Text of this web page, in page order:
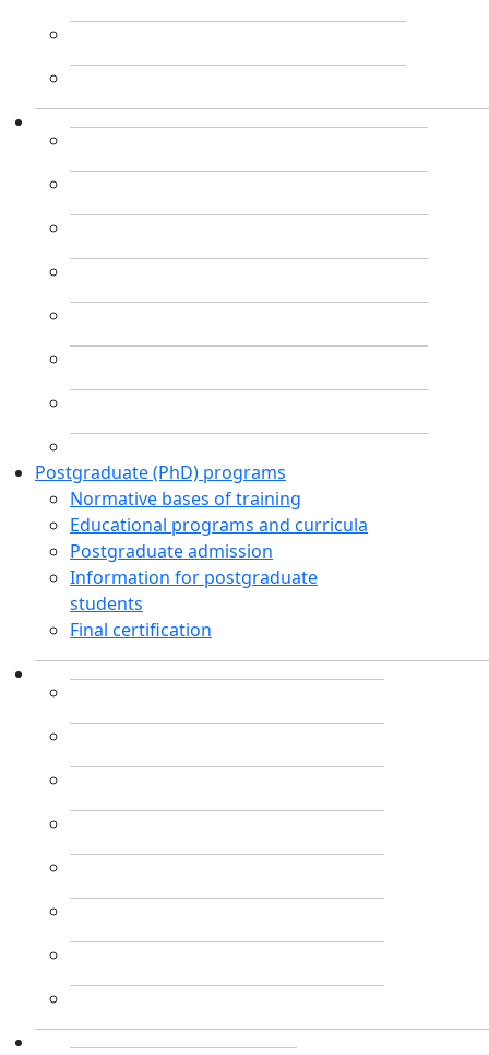
Postgraduate (PhD) programs
Normative bases of training
Educational programs and curricula
Postgraduate admission
Information for postgraduate
students
Final certification